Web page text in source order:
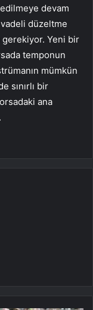
devam
düzeltme
gerekiyor. Yeni bir
temponun
mümkün
sınırlı bir
ana